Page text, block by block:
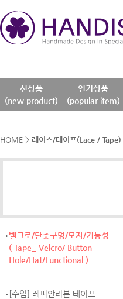
신상품
(new product)
인기상품
(popular item)
HOME > 레이스/테이프(Lace / Tape)
벨크로/단춧구멍/모자/기능성
( Tape_ Velcro/ Button
Hole/Hat/Functional )
[수입] 레피얀리본 테이프